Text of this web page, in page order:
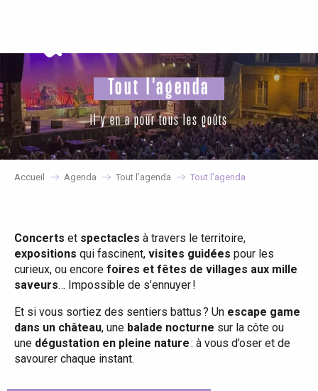
principal
Tout l'agenda
il y en a pour tous les goûts
Accueil Agenda Tout l’agenda Tout l’agenda
Concerts et spectacles à travers le territoire,
expositions qui fascinent, visites guidées pour les
curieux, ou encore foires et fêtes de villages aux mille
saveurs… Impossible de s’ennuyer !
Et si vous sortiez des sentiers battus ? Un escape game
dans un château, une balade nocturne sur la côte ou
une dégustation en pleine nature: à vous d’oser et de
savourer chaque instant.